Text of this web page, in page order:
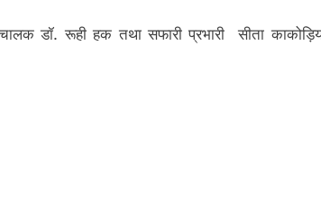
डॉ. रूही हक तथा सफारी प्रभारी सीता